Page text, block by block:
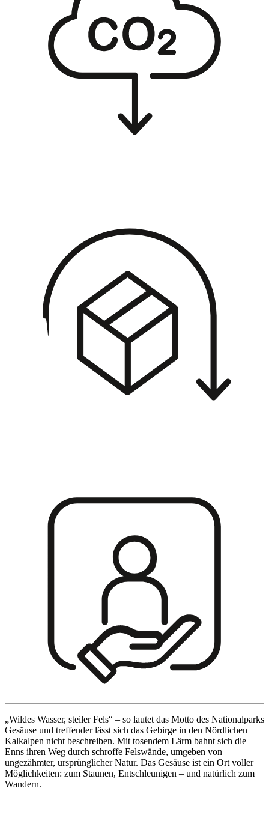
„Wildes Wasser, steiler Fels“ – so lautet das Motto des Nationalparks
Gesäuse und treffender lässt sich das Gebirge in den Nördlichen
Kalkalpen nicht beschreiben. Mit tosendem Lärm bahnt sich die
Enns ihren Weg durch schroffe Felswände, umgeben von
ungezähmter, ursprünglicher Natur. Das Gesäuse ist ein Ort voller
Möglichkeiten: zum Staunen, Entschleunigen – und natürlich zum
Wandern.